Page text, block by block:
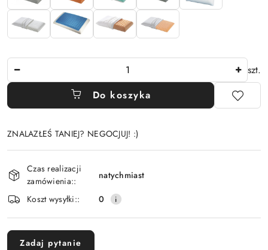
szt.
Do koszyka
ZNALAZŁEŚ TANIEJ? NEGOCJUJ! :)
i
dostawa
Czas realizacji
zamówienia::
natychmiast
Koszt wysyłki::
0
Zadaj pytanie